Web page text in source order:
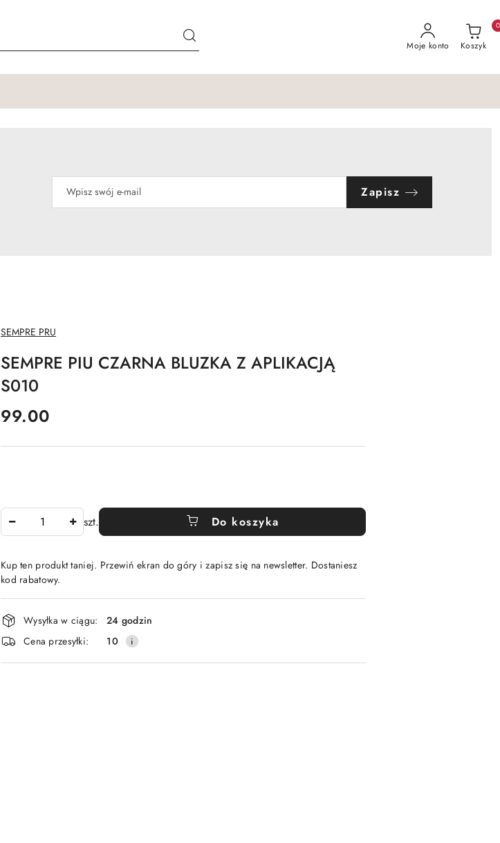
Moje konto Koszyk
0
Zapisz
NAZWA
PRODUCENTA:
SEMPRE PRU
SEMPRE PIU CZARNA BLUZKA Z APLIKACJĄ
S010
cena:
99.00
szt. Do koszyka
Kup ten produkt taniej. Przewiń ekran do góry i zapisz się na newsletter. Dostaniesz
kod rabatowy.
Dostępność
i
dostawa
Wysyłka w ciągu:
24 godzin
Cena przesyłki:
10